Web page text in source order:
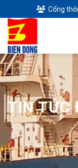
to
content
Cổng
TIN TỨC